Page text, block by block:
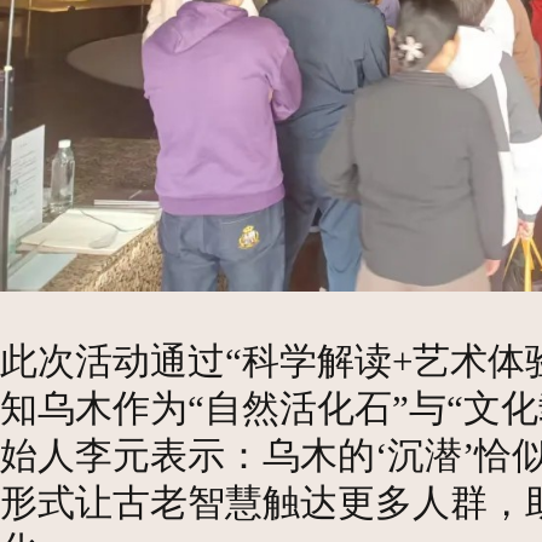
此次活动通过“科学解读+艺术体
知乌木作为“自然活化石”与“文
始人李元表示： 乌木的‘沉潜’恰
形式让古老智慧触达更多人群